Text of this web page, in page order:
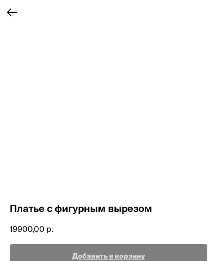
Платье с фигурным вырезом
19900,00 р.
Добавить в корзину